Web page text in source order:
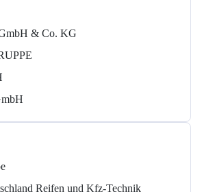
& Co. KG
Reifen und Kfz-Technik